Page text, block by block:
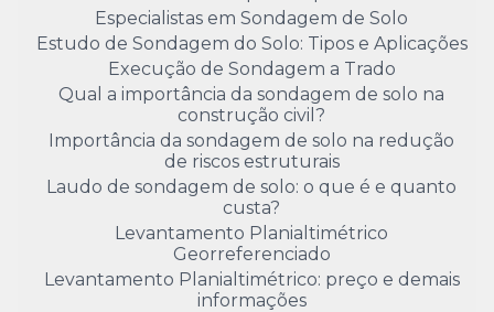
Especialistas em Sondagem de Solo
Estudo de Sondagem do Solo: Tipos e Aplicações
Execução de Sondagem a Trado
Qual a importância da sondagem de solo na
construção civil?
Importância da sondagem de solo na redução
de riscos estruturais
Laudo de sondagem de solo: o que é e quanto
custa?
Levantamento Planialtimétrico
Georreferenciado
Levantamento Planialtimétrico: preço e demais
informações